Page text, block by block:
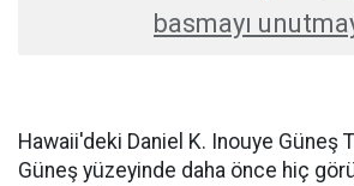
basmayı
Hawaii'deki Daniel K. Inouye Güneş
Güneş yüzeyinde daha önce hiç